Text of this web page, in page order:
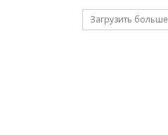
Загрузить больше